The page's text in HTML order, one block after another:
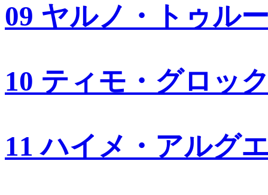
09 ヤルノ・トゥル
10 ティモ・グロッ
11 ハイメ・アルグ